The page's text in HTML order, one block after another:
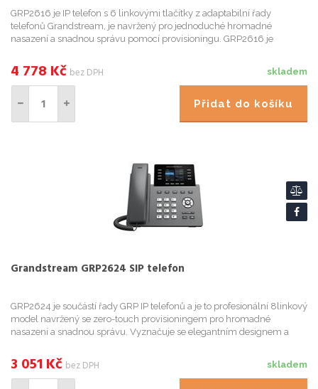
GRP2616 je IP telefon s 6 linkovými tlačítky z adaptabilní řady
telefonů Grandstream, je navržený pro jednoduché hromadné
nasazení a snadnou správu pomocí provisioningu. GRP2616 je
pro snadn...
skladem
4 778 Kč bez DPH
Přidat do košíku
Grandstream GRP2624 SIP telefon
GRP2624 je součástí řady GRP IP telefonů a je to profesionální 8linkový
model navržený se zero-touch provisioningem pro hromadné
nasazení a snadnou správu. Vyznačuje se elegantním designem a
skladem
3 051 Kč bez DPH